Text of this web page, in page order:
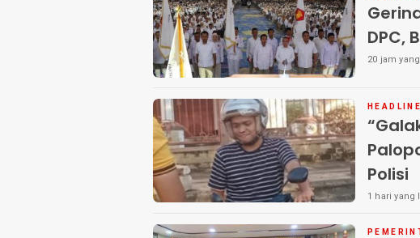
DPC,
20 jam
Polisi
1 hari yang